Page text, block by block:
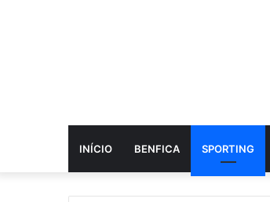
INÍCIO BENFICA SPORTING